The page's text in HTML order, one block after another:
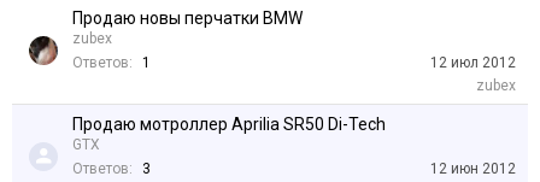
Продаю новы перчатки BMW
zubex
Ответов:
1
12 июл 2012
zubex
Продаю мотроллер Aprilia SR50 Di-Tech
GTX
Ответов:
3
12 июн 2012